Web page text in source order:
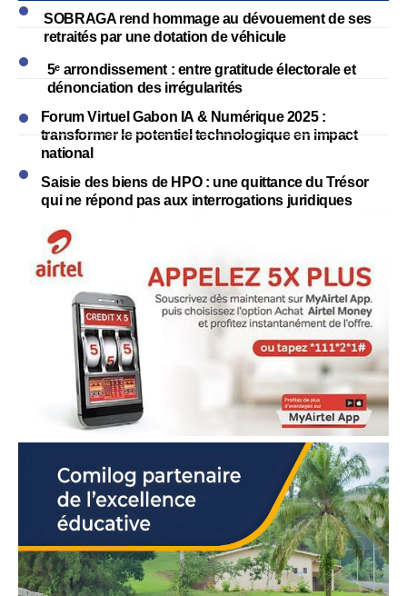
SOBRAGA rend hommage au dévouement de ses
retraités par une dotation de véhicule
5ᵉ arrondissement : entre gratitude électorale et
dénonciation des irrégularités
Forum Virtuel Gabon IA & Numérique 2025 :
transformer le potentiel technologique en impact
national
Saisie des biens de HPO : une quittance du Trésor
qui ne répond pas aux interrogations juridiques